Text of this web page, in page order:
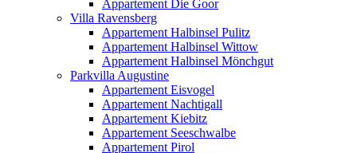
Appartement Die Goor
Villa Ravensberg
Appartement Halbinsel Pulitz
Appartement Halbinsel Wittow
Appartement Halbinsel Mönchgut
Parkvilla Augustine
Appartement Eisvogel
Appartement Nachtigall
Appartement Kiebitz
Appartement Seeschwalbe
Appartement Pirol